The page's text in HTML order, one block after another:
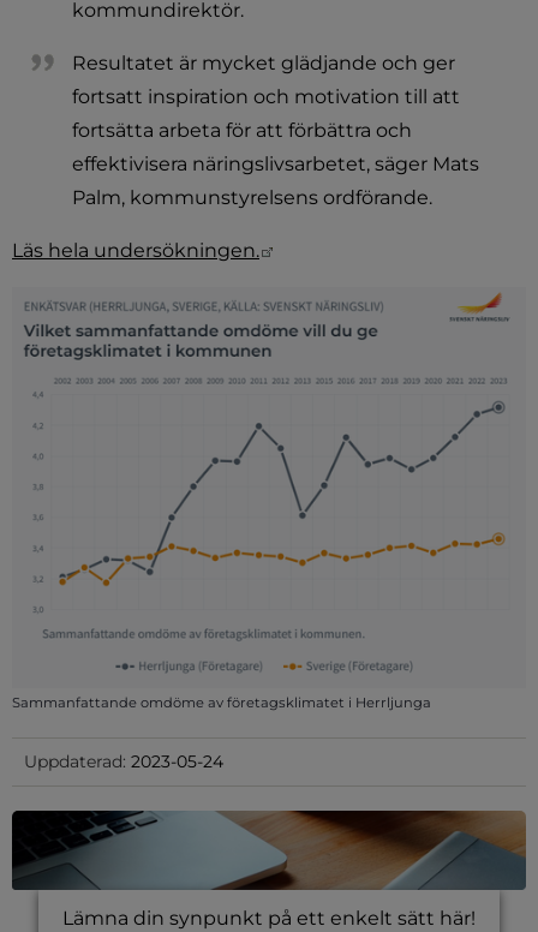
kommundirektör.
Resultatet är mycket glädjande och ger
fortsatt inspiration och motivation till att
fortsätta arbeta för att förbättra och
effektivisera näringslivsarbetet, säger Mats
Palm, kommunstyrelsens ordförande.
Läs hela undersökningen.
Sammanfattande omdöme av företagsklimatet i Herrljunga
Uppdaterad: 2023-05-24
Lämna din synpunkt på ett enkelt sätt här!